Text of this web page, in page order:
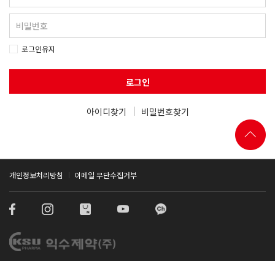
로그인유지
로그인
아이디찾기 비밀번호찾기
개인정보처리방침 이메일 무단수집거부